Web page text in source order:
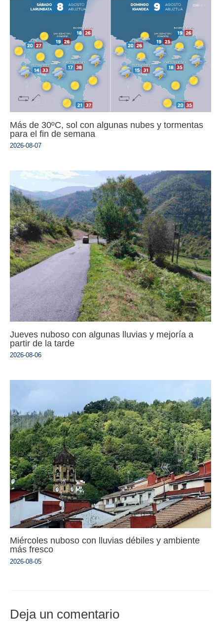
Más de 30ºC, sol con algunas nubes y tormentas
para el fin de semana
2026-08-07
Jueves nuboso con algunas lluvias y mejoría a
partir de la tarde
2026-08-06
Miércoles nuboso con lluvias débiles y ambiente
más fresco
2026-08-05
Deja un comentario